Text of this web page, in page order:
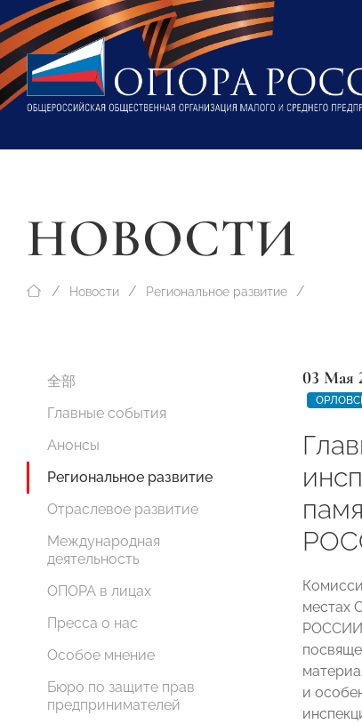
НОВОСТИ
Новости Региональное развитие
全部
Главные события
Анонсы
Региональное развитие
Отраслевое развитие
Международная
деятельность
ОПОРА в лицах
Пресса о нас
Особое мнение
Бюро по защите прав
предпринимателей
03 Мая
местах
и